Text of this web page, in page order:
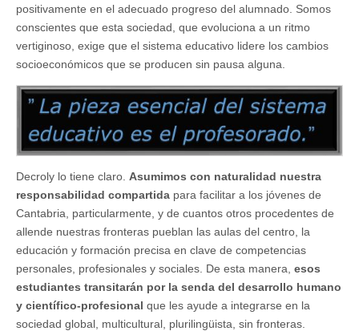
positivamente en el adecuado progreso del alumnado. Somos
conscientes que esta sociedad, que evoluciona a un ritmo
vertiginoso, exige que el sistema educativo lidere los cambios
socioeconómicos que se producen sin pausa alguna.
Decroly lo tiene claro. Asumimos con naturalidad nuestra
responsabilidad compartida para facilitar a los jóvenes de
Cantabria, particularmente, y de cuantos otros procedentes de
allende nuestras fronteras pueblan las aulas del centro, la
educación y formación precisa en clave de competencias
personales, profesionales y sociales. De esta manera, esos
estudiantes transitarán por la senda del desarrollo humano
y científico-profesional que les ayude a integrarse en la
sociedad global, multicultural, plurilingüista, sin fronteras.